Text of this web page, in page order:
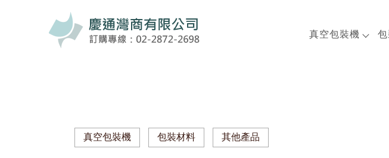
真空包裝機
真空包裝機 包裝材料 其他產品